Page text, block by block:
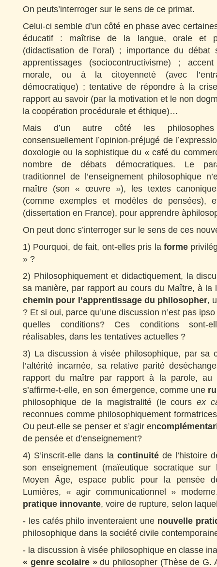
On peuts’interroger sur le sens de ce primat.
Celui-ci semble d’un côté en phase avec
éducatif : maîtrise de la langue, orale et
(didactisation de l’oral) ; importance du débat
apprentissages (sociocontructivisme) ;
morale, ou à la citoyenneté (avec
démocratique) ; tentative de répondre à la
rapport au savoir (par la motivation et le non
la coopération procédurale et éthique)…
Mais d’un autre côté les philosophes
consensuellement l’opinion-préjugé de
doxologie ou la sophistique du « café du
nombre de débats démocratiques. Le
traditionnel de l’enseignement philosophique
maître (son « œuvre »), les textes
(comme exemples et modèles de pensées),
(dissertation en France), pour apprendre
On peut donc s’interroger sur le sens de ces
1) Pourquoi, de fait, ont-elles pris la forme
» ?
2) Philosophiquement et didactiquement, la
sa manière, par rapport au cours du Maître, à la
chemin pour l’apprentissage du philosopher,
? Et si oui, parce qu’une discussion n’est pas
quelles conditions? Ces conditions sont-
réalisables, dans les tentatives actuelles ?
3) La discussion à visée philosophique, par sa
l’altérité incarnée, sa relative parité
rapport du maître par rapport à la parole, au
s’affirme-t-elle, en son émergence, comme une
philosophique de la magistralité (le cours ex
reconnues comme philosophiquement
Ou peut-elle se penser et s’agir en
de pensée et d’enseignement?
4) S’inscrit-elle dans lacontinuitéde l’histoire
son enseignement (maïeutique socratique sur
Moyen Âge, espace public pour la pensée
Lumières, « agir communicationnel »
pratique innovante, voire de rupture, selon
- les cafés philo inventeraient une nouvelle
philosophique dans la société civile
- la discussion à visée philosophique en classe
« genre scolaire »du philosopher (Thèse de G.